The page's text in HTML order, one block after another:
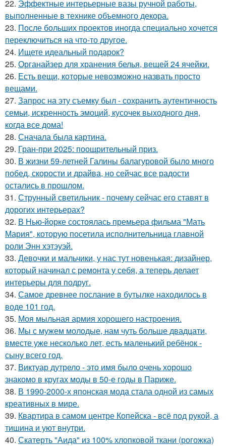
22. Эффектные интерьерные вазы ручной работы,
выполненные в технике объемного декора.
23. После больших проектов иногда специально хочется
переключиться на что-то другое.
24. Ищете идеальный подарок?
25. Органайзер для хранения белья, вещей 24 ячейки.
26. Есть вещи, которые невозможно назвать просто
вещами.
27. Запрос на эту съемку был - сохранить аутентичность
семьи, искренность эмоций, кусочек выходного дня,
когда все дома!
28. Сначала была картина.
29. Гран-при 2025: поощрительный приз.
30. В жизни 59-летней Галины балагуровой было много
побед, скорости и драйва, но сейчас все радости
остались в прошлом.
31. Струнный светильник - почему сейчас его ставят в
дорогих интерьерах?
32. В Нью-йорке состоялась премьера фильма "Мать
Мария", которую посетила исполнительница главной
роли Энн хэтэуэй.
33. Девочки и мальчики, у нас тут новенькая: дизайнер,
который начинал с ремонта у себя, а теперь делает
интерьеры для подруг.
34. Самое древнее послание в бутылке находилось в
воде 101 год.
35. Моя мыльная армия хорошего настроения.
36. Мы с мужем молодые, нам чуть больше двадцати,
вместе уже несколько лет, есть маленький ребёнок -
сыну всего год.
37. Виктуар дутрело - это имя было очень хорошо
знакомо в кругах моды в 50-е годы в Париже.
38. В 1990-2000-х японская мода стала одной из самых
креативных в мире.
39. Квартира в самом центре Копейска - всё под рукой, а
тишина и уют внутри.
40. Скатерть "Аида" из 100% хлопковой ткани (рогожка)